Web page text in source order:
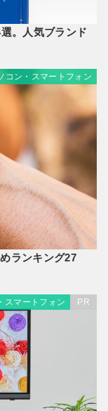
。人気ブランド
コン・スマートフォン
ランキング27
スマートフォン PR